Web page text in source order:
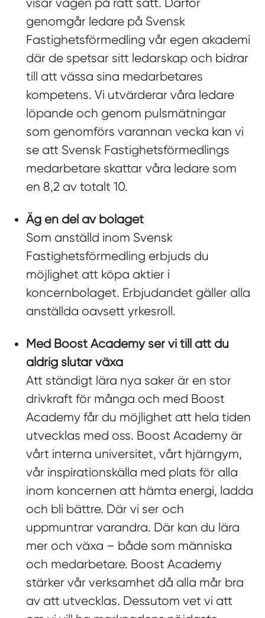
visar vägen på rätt sätt. Därför
genomgår ledare på Svensk
Fastighetsförmedling vår egen akademi
där de spetsar sitt ledarskap och bidrar
till att vässa sina medarbetares
kompetens. Vi utvärderar våra ledare
löpande och genom pulsmätningar
som genomförs varannan vecka kan vi
se att Svensk Fastighetsförmedlings
medarbetare skattar våra ledare som
en 8,2 av totalt 10.
Äg en del av bolaget
Som anställd inom Svensk
Fastighetsförmedling erbjuds du
möjlighet att köpa aktier i
koncernbolaget. Erbjudandet gäller alla
anställda oavsett yrkesroll.
Med Boost Academy ser vi till att du
aldrig slutar växa
Att ständigt lära nya saker är en stor
drivkraft för många och med Boost
Academy får du möjlighet att hela tiden
utvecklas med oss. Boost Academy är
vårt interna universitet, vårt hjärngym,
vår inspirationskälla med plats för alla
inom koncernen att hämta energi, ladda
och bli bättre. Där vi ser och
uppmuntrar varandra. Där kan du lära
mer och växa – både som människa
och medarbetare. Boost Academy
stärker vår verksamhet då alla mår bra
av att utvecklas. Dessutom vet vi att